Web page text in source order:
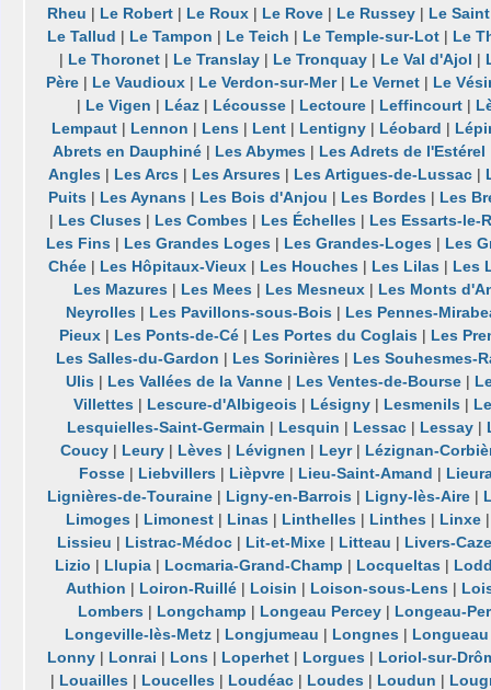
Rheu | Le Robert| Le Roux| Le Rove| Le Russey| Le Saint
Le Tallud | Le Tampon | Le Teich | Le Temple-sur-Lot| Le
| Le Thoronet | Le Translay | Le Tronquay | Le Val d'Ajol |
Père| Le Vaudioux| Le Verdon-sur-Mer| Le Vernet| Le
| Le Vigen | Léaz | Lécousse | Lectoure | Leffincourt |
Lempaut | Lennon | Lens | Lent | Lentigny | Léobard |
Abrets en Dauphiné | Les Abymes | Les Adrets de l'Estérel
Angles| Les Arcs| Les Arsures| Les Artigues-de-Lussac|
Puits| Les Aynans| Les Bois d'Anjou | Les Bordes| Les
| Les Cluses| Les Combes| Les Échelles| Les Essarts-le-
Les Fins | Les Grandes Loges | Les Grandes-Loges | Les
Chée | Les Hôpitaux-Vieux | Les Houches | Les Lilas | Les
Les Mazures | Les Mees | Les Mesneux | Les Monts
Neyrolles| Les Pavillons-sous-Bois| Les Pennes-
Pieux| Les Ponts-de-Cé| Les Portes du Coglais| Les
Les Salles-du-Gardon | Les Sorinières| Les Souhesmes-
Ulis | Les Vallées de la Vanne | Les Ventes-de-Bourse |
Villettes| Lescure-d'Albigeois| Lésigny| Lesmenils|
Lesquielles-Saint-Germain | Lesquin | Lessac| Lessay|
Coucy| Leury| Lèves| Lévignen | Leyr| Lézignan-
Fosse| Liebvillers| Lièpvre| Lieu-Saint-Amand |
Lignières-de-Touraine | Ligny-en-Barrois | Ligny-lès-Aire |
Limoges| Limonest| Linas| Linthelles| Linthes| Linxe
Lissieu | Listrac-Médoc| Lit-et-Mixe| Litteau | Livers-
Lizio | Llupia| Locmaria-Grand-Champ | Locqueltas|
Authion | Loiron-Ruillé | Loisin | Loison-sous-Lens |
Lombers | Longchamp | Longeau Percey | Longeau-
Longeville-lès-Metz| Longjumeau | Longnes| Longueau
Lonny| Lonrai | Lons| Loperhet| Lorgues| Loriol-sur-
| Louailles| Loucelles| Loudéac| Loudes| Loudun |